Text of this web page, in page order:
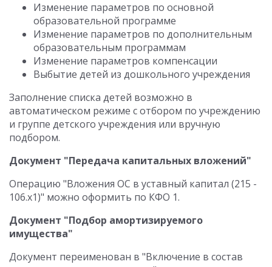
Изменение параметров по основной
образовательной программе
Изменение параметров по дополнительным
образовательным программам
Изменение параметров компенсации
Выбытие детей из дошкольного учреждения
Заполнение списка детей возможно в
автоматическом режиме с отбором по учреждению
и группе детского учреждения или вручную
подбором.
Документ "Передача капитальных вложений"
Операцию "Вложения ОС в уставный капитал (215 -
106.х1)" можно оформить по КФО 1.
Документ "Подбор амортизируемого
имущества"
Документ переименован в "Включение в состав